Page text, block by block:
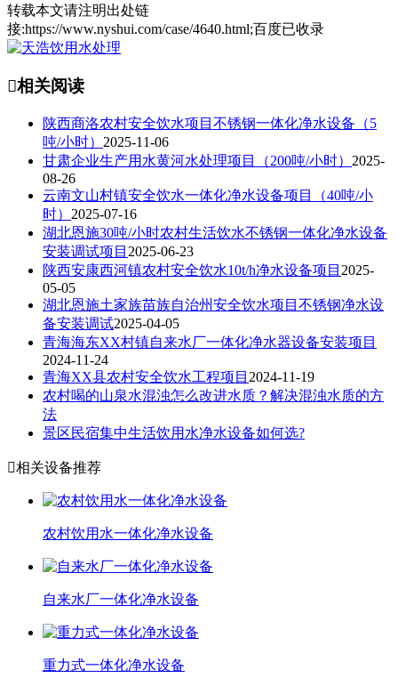
转载本文请注明出处链
接:https://www.nyshui.com/case/4640.html;百度已收录
相关阅读
陕西商洛农村安全饮水项目不锈钢一体化净水设备（5
吨/小时） 2025-11-06
甘肃企业生产用水黄河水处理项目（200吨/小时） 2025-
08-26
云南文山村镇安全饮水一体化净水设备项目（40吨/小
时） 2025-07-16
湖北恩施30吨/小时农村生活饮水不锈钢一体化净水设备
安装调试项目 2025-06-23
陕西安康西河镇农村安全饮水10t/h净水设备项目 2025-
05-05
湖北恩施土家族苗族自治州安全饮水项目不锈钢净水设
备安装调试2025-04-05
青海海东XX村镇自来水厂一体化净水器设备安装项目
2024-11-24
青海XX县农村安全饮水工程项目 2024-11-19
农村喝的山泉水混浊怎么改进水质？解决混浊水质的方
法
景区民宿集中生活饮用水净水设备如何选?
相关设备推荐
农村饮用水一体化净水设备
自来水厂一体化净水设备
重力式一体化净水设备